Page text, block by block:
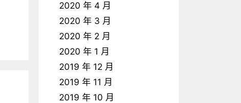
2020 年 4 月
2020 年 3 月
2020 年 2 月
2020 年 1 月
2019 年 12 月
2019 年 11 月
2019 年 10 月